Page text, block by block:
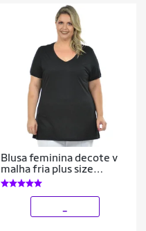
Blusa feminina decote v
malha fria plus size
fenomenal(sem
elasticidade) Laranja 56